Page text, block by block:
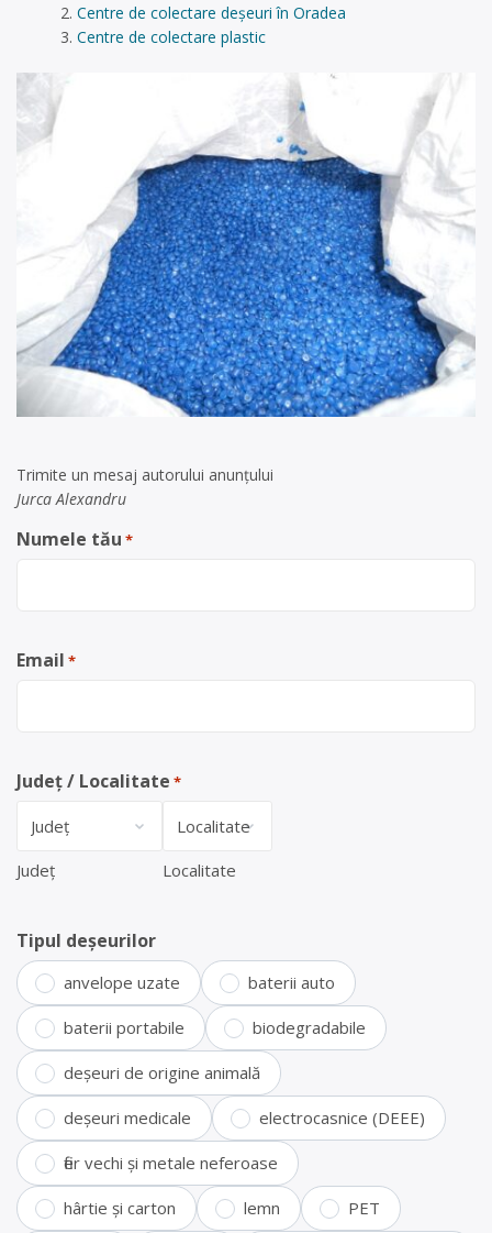
Centre de colectare deșeuri în Oradea
Centre de colectare plastic
Trimite un mesaj autorului anunţului
Jurca Alexandru
Numele tău *
Email *
Județ / Localitate *
Județ Localitate
Tipul deșeurilor
anvelope uzate baterii auto
baterii portabile biodegradabile
deșeuri de origine animală
deșeuri medicale electrocasnice (DEEE)
fier vechi și metale neferoase
hârtie și carton lemn PET